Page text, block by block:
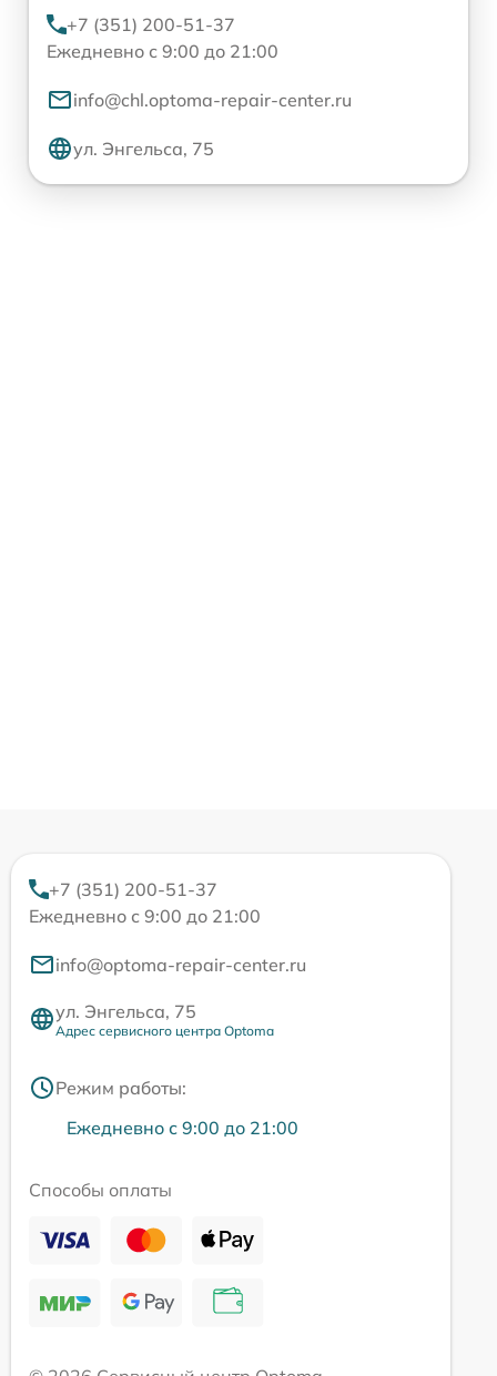
+7 (351) 200-51-37
Ежедневно с 9:00 до 21:00
info@chl.optoma-repair-center.ru
ул. Энгельса, 75
+7 (351) 200-51-37
Ежедневно с 9:00 до 21:00
info@optoma-repair-center.ru
ул. Энгельса, 75
Адрес сервисного центра Optoma
Режим работы:
Ежедневно с 9:00 до 21:00
Способы оплаты